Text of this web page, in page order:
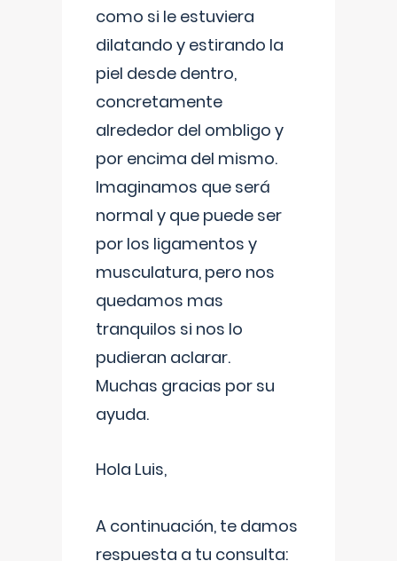
como si le estuviera
dilatando y estirando la
piel desde dentro,
concretamente
alrededor del ombligo y
por encima del mismo.
Imaginamos que será
normal y que puede ser
por los ligamentos y
musculatura, pero nos
quedamos mas
tranquilos si nos lo
pudieran aclarar.
Muchas gracias por su
ayuda.
Hola Luis,
A continuación, te damos
respuesta a tu consulta: